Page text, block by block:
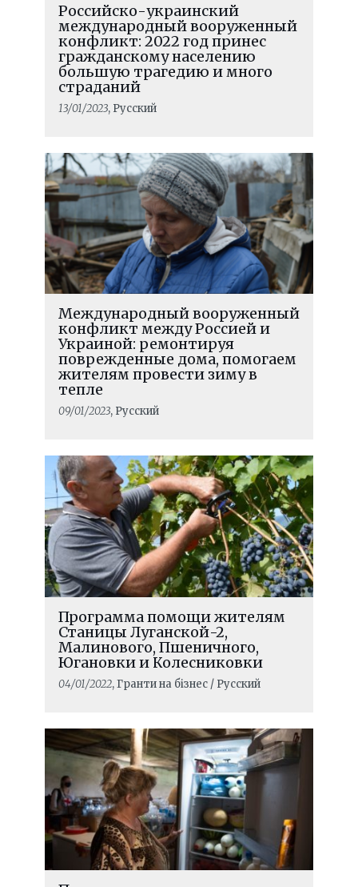
Российско-украинский
международный вооруженный
конфликт: 2022 год принес
гражданскому населению
большую трагедию и много
страданий
13/01/2023, Русский
Международный вооруженный
конфликт между Россией и
Украиной: ремонтируя
поврежденные дома, помогаем
жителям провести зиму в
тепле
09/01/2023, Русский
Программа помощи жителям
Станицы Луганской-2,
Малинового, Пшеничного,
Югановки и Колесниковки
04/01/2022, Гранти на бізнес / Русский